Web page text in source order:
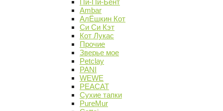
Пи-Пи-Бент
Ambar
АлЁшкин Кот
Си Си Кэт
Кот Лукас
Прочие
Зверье мое
Petclay
PANI
WEWE
PEACAT
Сухие тапки
PureMur